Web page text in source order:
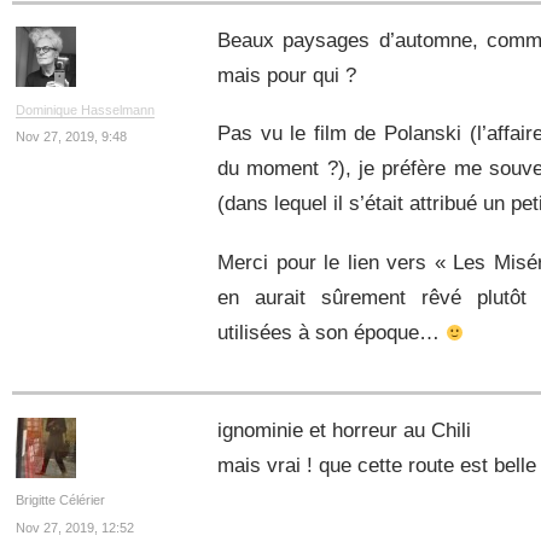
Dominique Hasselmann
Nov 27, 2019, 9:48
Beaux paysages d’automne,
mais pour qui ?
Pas vu le film de Polanski
du moment ?), je préfère me
(dans lequel il s’était attribué un
Merci pour le lien vers « Les
en aurait sûrement rêvé plutôt
utilisées à son époque…
Brigitte Célérier
Nov 27, 2019, 12:52
ignominie et horreur au Chili
mais vrai ! que cette route est belle